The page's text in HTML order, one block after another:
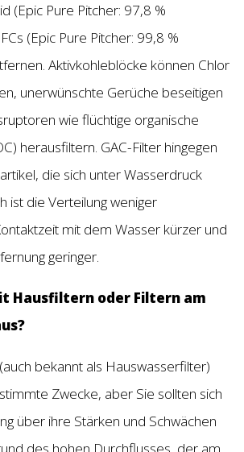
(Epic Pure Pitcher: 97,8 %
(Epic Pure Pitcher: 99,8 %
Aktivkohleblöcke können Chlor
unerwünschte Gerüche beseitigen
wie flüchtige organische
herausfiltern. GAC-Filter hingegen
die sich unter Wasserdruck
ist die Verteilung weniger
mit dem Wasser kürzer und
geringer.
Hausfiltern oder Filtern am
bekannt als Hauswasserfilter)
Zwecke, aber Sie sollten sich
über ihre Stärken und Schwächen